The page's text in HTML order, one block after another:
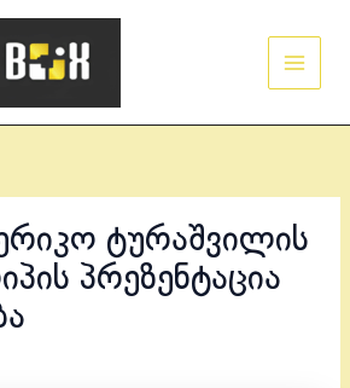
ტურაშვილის
პრეზენტაცია